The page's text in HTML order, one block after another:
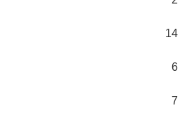
14
6
7